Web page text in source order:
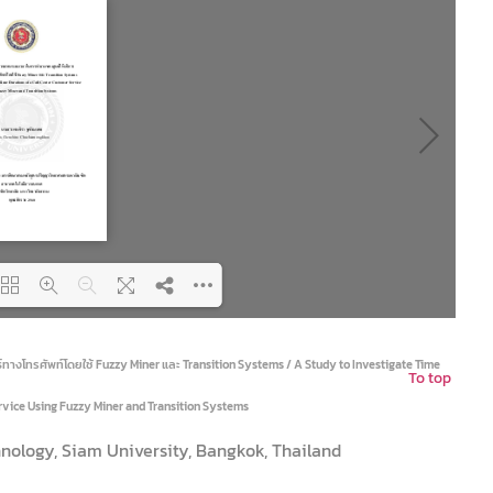
PDF 59% ...
โทรศัพท์โดยใช้ Fuzzy Miner และ Transition Systems / A Study to Investigate Time
Using Fuzzy Miner and Transition Systems
To top
Siam University, Bangkok, Thailand